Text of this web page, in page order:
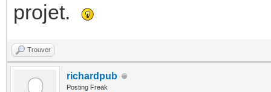
projet.
Trouver
richardpub
Posting Freak